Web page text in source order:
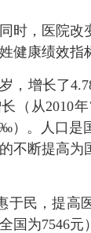
，医院改
健康绩效指
增长了
从2010年
）。人口是
不断提高为
民，提高
国为7546元